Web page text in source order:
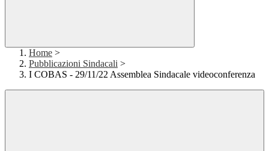
Home >
Pubblicazioni Sindacali >
I COBAS - 29/11/22 Assemblea Sindacale videoconferenza